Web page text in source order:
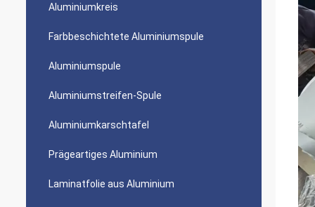
Aluminiumkreis
Farbbeschichtete Aluminiumspule
Aluminiumspule
Aluminiumstreifen-Spule
Aluminiumkarschtafel
Prägeartiges Aluminium
Laminatfolie aus Aluminium